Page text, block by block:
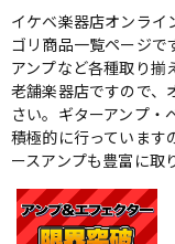
エレキギター
ベース
ドラム
イケベ楽器店オンライ
ゴリ商品一覧ページで
アンプなど各種取り揃
老舗楽器店ですので、
さい。ギターアンプ・
積極的に行っています
ースアンプも豊富に取